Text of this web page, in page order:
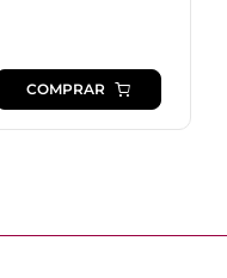
COMPRAR